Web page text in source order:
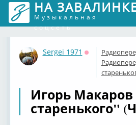
НА
Музыкальная
соцсеть
Sergei 1971
Оффлайн
Игорь
старенького"